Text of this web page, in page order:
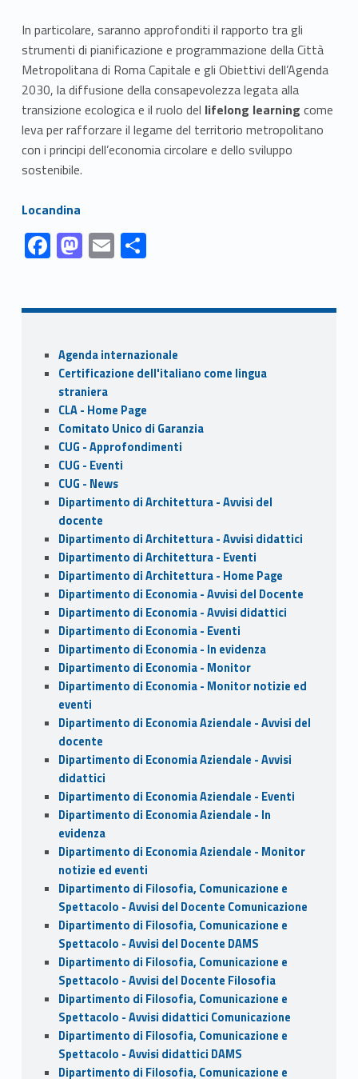
In particolare, saranno approfonditi il rapporto tra gli
strumenti di pianificazione e programmazione della Città
Metropolitana di Roma Capitale e gli Obiettivi dell’Agenda
2030, la diffusione della consapevolezza legata alla
transizione ecologica e il ruolo del lifelong learning come
leva per rafforzare il legame del territorio metropolitano
con i principi dell’economia circolare e dello sviluppo
sostenibile.
Link identifier #identifier__156857-1Locandina
Link identifier #identifier__186164-1
F
ac
b
o
o
k
Link identifier #identifier__133171-2 M
as
d
o
n
Link identifier #identifier__66905-3 E
m
l
Link identifier #identifier__71331-4 S
e
Sidebar
Agenda internazionale
Certificazione dell'italiano come lingua
straniera
CLA - Home Page
Comitato Unico di Garanzia
CUG - Approfondimenti
CUG - Eventi
CUG - News
Dipartimento di Architettura - Avvisi del
docente
Dipartimento di Architettura - Avvisi didattici
Dipartimento di Architettura - Eventi
Dipartimento di Architettura - Home Page
Dipartimento di Economia - Avvisi del Docente
Dipartimento di Economia - Avvisi didattici
Dipartimento di Economia - Eventi
Dipartimento di Economia - In evidenza
Dipartimento di Economia - Monitor
Dipartimento di Economia - Monitor notizie ed
eventi
Dipartimento di Economia Aziendale - Avvisi del
docente
Dipartimento di Economia Aziendale - Avvisi
didattici
Dipartimento di Economia Aziendale - Eventi
Dipartimento di Economia Aziendale - In
evidenza
Dipartimento di Economia Aziendale - Monitor
notizie ed eventi
Dipartimento di Filosofia, Comunicazione e
Spettacolo - Avvisi del Docente Comunicazione
Dipartimento di Filosofia, Comunicazione e
Spettacolo - Avvisi del Docente DAMS
Dipartimento di Filosofia, Comunicazione e
Spettacolo - Avvisi del Docente Filosofia
Dipartimento di Filosofia, Comunicazione e
Spettacolo - Avvisi didattici Comunicazione
Dipartimento di Filosofia, Comunicazione e
Spettacolo - Avvisi didattici DAMS
Dipartimento di Filosofia, Comunicazione e